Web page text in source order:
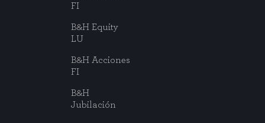
FI
B&H Equity
LU
B&H Acciones
FI
B&H
Jubilación